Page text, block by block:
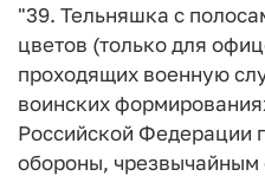
"39. Тельняшка с
цветов (только для
проходящих военную
воинских
Российской Федерации
обороны, чрезвычайным